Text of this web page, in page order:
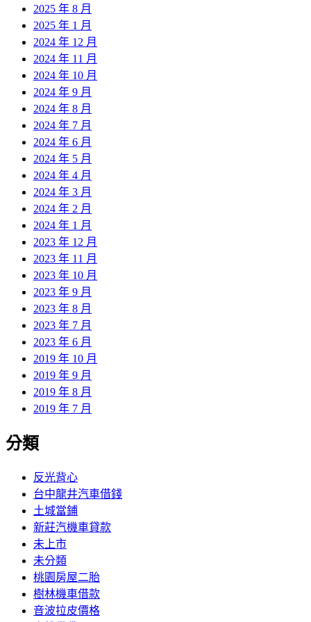
2025 年 8 月
2025 年 1 月
2024 年 12 月
2024 年 11 月
2024 年 10 月
2024 年 9 月
2024 年 8 月
2024 年 7 月
2024 年 6 月
2024 年 5 月
2024 年 4 月
2024 年 3 月
2024 年 2 月
2024 年 1 月
2023 年 12 月
2023 年 11 月
2023 年 10 月
2023 年 9 月
2023 年 8 月
2023 年 7 月
2023 年 6 月
2019 年 10 月
2019 年 9 月
2019 年 8 月
2019 年 7 月
分類
反光背心
台中龍井汽車借錢
土城當鋪
新莊汽機車貸款
未上市
未分類
桃園房屋二胎
樹林機車借款
音波拉皮價格